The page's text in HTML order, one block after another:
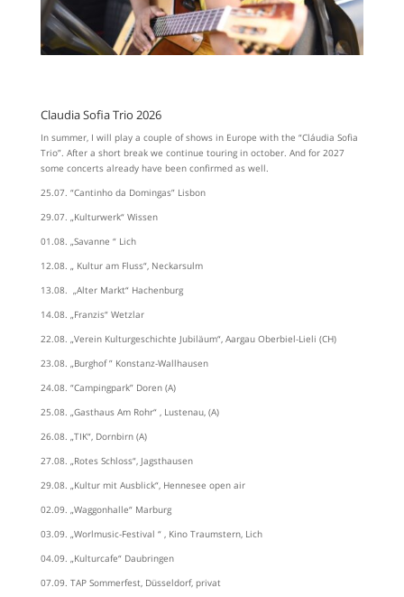
Claudia Sofia Trio 2026
In summer, I will play a couple of shows in Europe with the “Cláudia Sofia
Trio”. After a short break we continue touring in october. And for 2027
some concerts already have been confirmed as well.
25.07. “Cantinho da Domingas” Lisbon
29.07. „Kulturwerk“ Wissen
01.08. „Savanne “ Lich
12.08. „ Kultur am Fluss“, Neckarsulm
13.08. „Alter Markt“ Hachenburg
14.08. „Franzis“ Wetzlar
22.08. „Verein Kulturgeschichte Jubiläum“, Aargau Oberbiel-Lieli (CH)
23.08. „Burghof ” Konstanz-Wallhausen
24.08. “Campingpark” Doren (A)
25.08. „Gasthaus Am Rohr“ , Lustenau, (A)
26.08. „TIK“, Dornbirn (A)
27.08. „Rotes Schloss“, Jagsthausen
29.08. „Kultur mit Ausblick“, Hennesee open air
02.09. „Waggonhalle“ Marburg
03.09. „Worlmusic-Festival “ , Kino Traumstern, Lich
04.09. „Kulturcafe“ Daubringen
07.09. TAP Sommerfest, Düsseldorf, privat